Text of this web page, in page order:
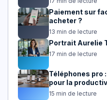
Paiement sur
acheter ?
13 min de lecture
Portrait Aurelie
17 min de lecture
Téléphones pro
pour la
15 min de lecture